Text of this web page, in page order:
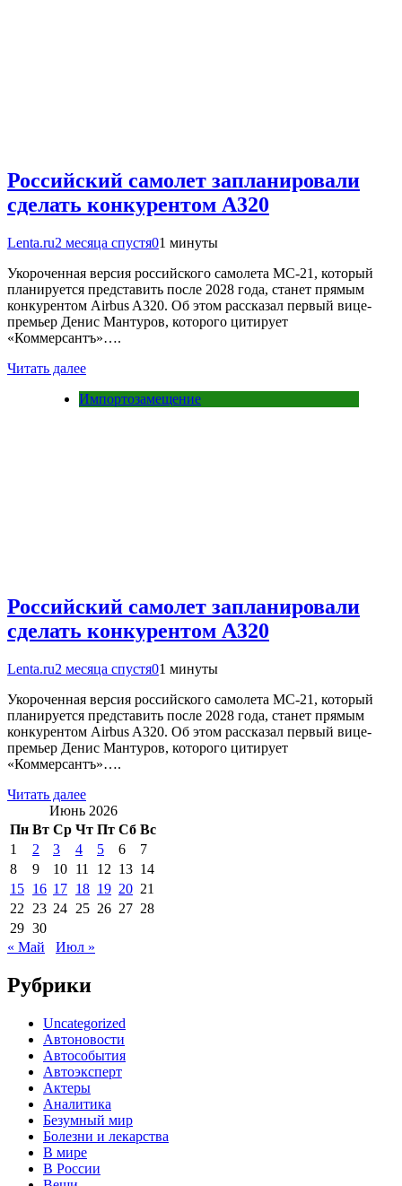
Российский самолет запланировали
сделать конкурентом А320
Lenta.ru2 месяца спустя01 минуты
Укороченная версия российского самолета МС-21, который
планируется представить после 2028 года, станет прямым
конкурентом Airbus A320. Об этом рассказал первый вице-
премьер Денис Мантуров, которого цитирует
«Коммерсантъ»….
Читать далее
Импортозамещение
Российский самолет запланировали
сделать конкурентом А320
Lenta.ru2 месяца спустя01 минуты
Укороченная версия российского самолета МС-21, который
планируется представить после 2028 года, станет прямым
конкурентом Airbus A320. Об этом рассказал первый вице-
премьер Денис Мантуров, которого цитирует
«Коммерсантъ»….
Читать далее
Июнь 2026
Пн Вт Ср Чт Пт Сб Вс
1
2 3 4 5 6
7
8
9 10 11 12 13 14
15 16 17 18 19 20 21
22
23 24 25 26 27 28
29 30
« Май
Июл »
Рубрики
Uncategorized
Автоновости
Автособытия
Автоэксперт
Актеры
Аналитика
Безумный мир
Болезни и лекарства
В мире
В России